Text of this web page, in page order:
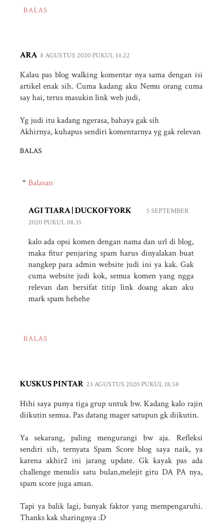
BALAS
ARA 8 AGUSTUS 2020 PUKUL 14.22
Kalau pas blog walking komentar nya sama dengan isi
artikel enak sih. Cuma kadang aku Nemu orang cuma
say hai, terus masukin link web judi,
Yg judi itu kadang ngerasa, bahaya gak sih
Akhirnya, kuhapus sendiri komentarnya yg gak relevan
BALAS
Balasan
AGI TIARA | DUCKOFYORK
5 SEPTEMBER
2020 PUKUL 08.35
kalo ada opsi komen dengan nama dan url di blog,
maka fitur penjaring spam harus dinyalakan buat
nangkep para admin website judi ini ya kak. Gak
cuma website judi kok, semua komen yang ngga
relevan dan bersifat titip link doang akan aku
mark spam hehehe
BALAS
KUSKUS PINTAR 23 AGUSTUS 2020 PUKUL 18.58
Hihi saya punya tiga grup untuk bw. Kadang kalo rajin
diikutin semua. Pas datang mager satupun gk diikutin.
Ya sekarang, paling mengurangi bw aja. Refleksi
sendiri sih, ternyata Spam Score blog saya naik, ya
karena akhir2 ini jarang update. Gk kayak pas ada
challenge menulis satu bulan,melejit gitu DA PA nya,
spam score juga aman.
Tapi ya balik lagi, banyak faktor yang mempengaruhi.
Thanks kak sharingnya :D